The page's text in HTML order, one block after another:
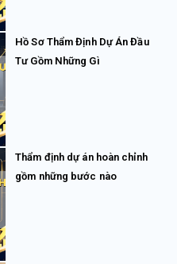
Hồ Sơ Thẩm Định Dự Án Đầu
Tư Gồm Những Gì
Thẩm định dự án hoàn chỉnh
gồm những bước nào